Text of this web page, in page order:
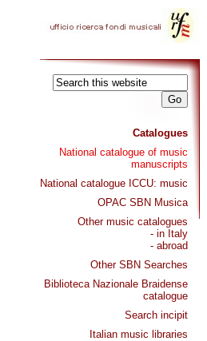
Catalogues
National catalogue of music
manuscripts
National catalogue ICCU: music
OPAC SBN Musica
Other music catalogues
- in Italy
- abroad
Other SBN Searches
Biblioteca Nazionale Braidense
catalogue
Search incipit
Italian music libraries